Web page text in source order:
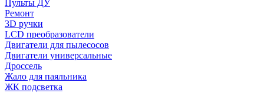
Пульты ДУ
Ремонт
3D ручки
LCD преобразователи
Двигатели для пылесосов
Двигатели универсальные
Дроссель
Жало для паяльника
ЖК подсветка